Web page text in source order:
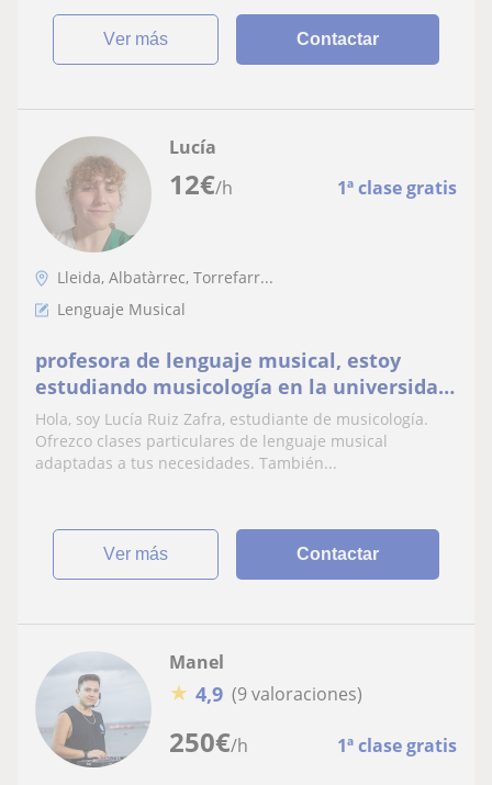
ver más Contactar
12€/h 1ª clase gratis
Lucía
Lleida, Albatàrrec, Torrefarr...
Lenguaje Musical
profesora de lenguaje musical, estoy
estudiando musicología en la universidad.
Estuve estudiando piano en el taller de
músics
Hola, soy Lucía Ruiz Zafra, estudiante de musicología.
Ofrezco clases particulares de lenguaje musical
adaptadas a tus necesidades. También...
ver más Contactar
250€/h 1ª clase gratis
Manel
★ 4,9 (9 valoraciones)